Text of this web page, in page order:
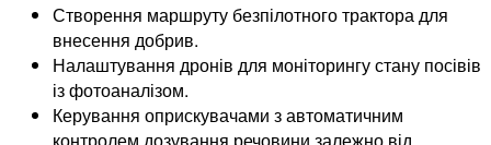
Створення маршруту безпілотного трактора для
внесення добрив.
Налаштування дронів для моніторингу стану посівів
із фотоаналізом.
Керування оприскувачами з автоматичним
контролем дозування речовини залежно від